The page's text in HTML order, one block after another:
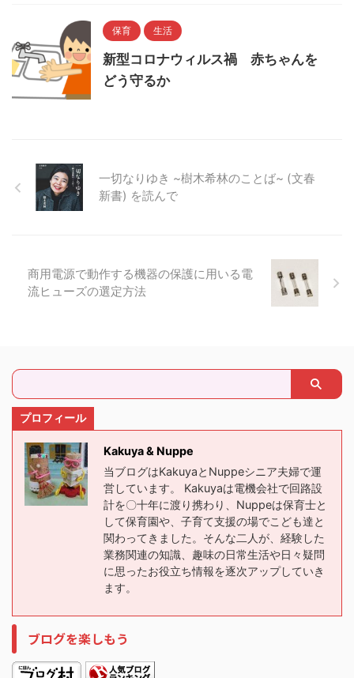
保育 生活
新型コロナウィルス禍 赤ちゃんを
どう守るか
一切なりゆき ~樹木希林のことば~ (文春
新書) を読んで
商用電源で動作する機器の保護に用いる電
流ヒューズの選定方法
プロフィール
Kakuya & Nuppe
当ブログはKakuyaとNuppeシニア夫婦で運
営しています。 Kakuyaは電機会社で回路設
計を〇十年に渡り携わり、Nuppeは保育士と
して保育園や、子育て支援の場でこども達と
関わってきました。そんな二人が、経験した
業務関連の知識、趣味の日常生活や日々疑問
に思ったお役立ち情報を逐次アップしていき
ます。
ブログを楽しもう